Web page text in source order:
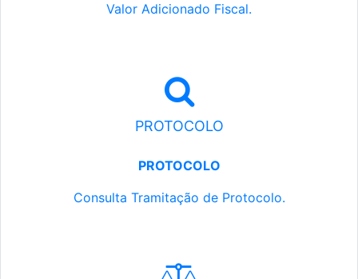
Valor Adicionado Fiscal.
PROTOCOLO
PROTOCOLO
Consulta Tramitação de Protocolo.